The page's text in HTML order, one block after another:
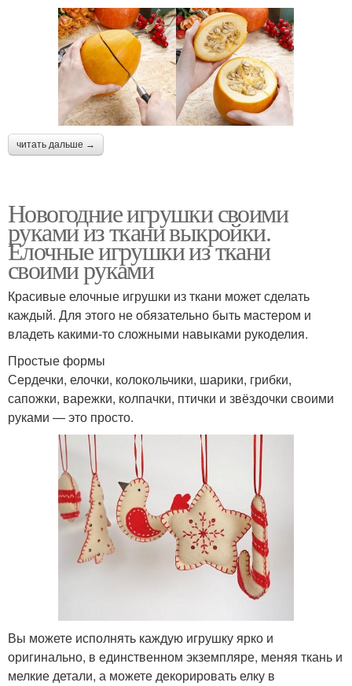
читать дальше →
Новогодние игрушки своими
руками из ткани выкройки.
Елочные игрушки из ткани
своими руками
Красивые елочные игрушки из ткани может сделать
каждый. Для этого не обязательно быть мастером и
владеть какими-то сложными навыками рукоделия.
Простые формы
Сердечки, елочки, колокольчики, шарики, грибки,
сапожки, варежки, колпачки, птички и звёздочки своими
руками — это просто.
Вы можете исполнять каждую игрушку ярко и
оригинально, в единственном экземпляре, меняя ткань и
мелкие детали, а можете декорировать елку в